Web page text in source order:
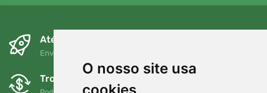
O nosso site usa
Até ao dia seguinte e sem custos
Envio gratuito para encomendas superiores a 80 EUR
Trocas e devoluções gratuitas